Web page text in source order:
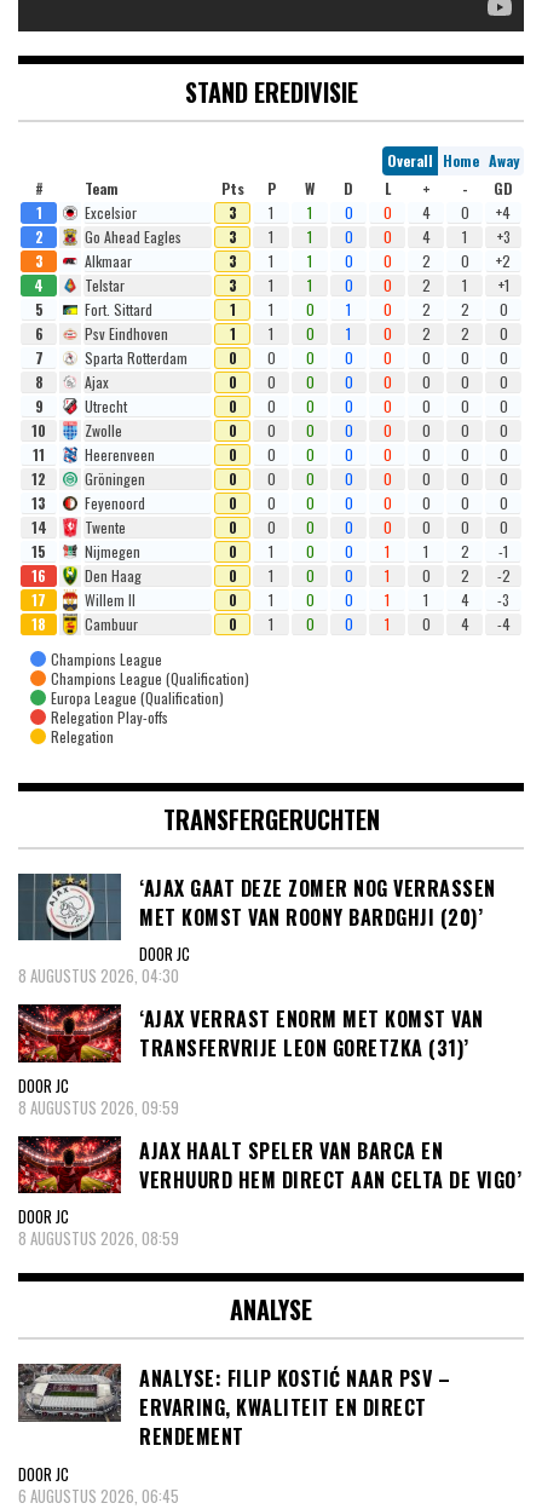
STAND EREDIVISIE
Overall Home Away
#
Team Pts P W D L + -
GD
1
Excelsior 3 1 1 0 0 4 0
+4
2
Go Ahead Eagles 3 1 1 0 0 4 1
+3
3
Alkmaar 3 1 1 0 0 2 0
+2
4
Telstar 3 1 1 0 0 2 1
+1
5
Fort. Sittard 1 1 0 1 0 2 2
0
6
Psv Eindhoven 1 1 0 1 0 2 2
0
7
Sparta Rotterdam 0 0 0 0 0 0 0
0
8
Ajax 0 0 0 0 0 0 0
0
9
Utrecht 0 0 0 0 0 0 0
0
10
Zwolle 0 0 0 0 0 0 0
0
11
Heerenveen 0 0 0 0 0 0 0
0
12
Gröningen 0 0 0 0 0 0 0
0
13
Feyenoord 0 0 0 0 0 0 0
0
14
Twente 0 0 0 0 0 0 0
0
15
Nijmegen 0 1 0 0 1 1 2
-1
16
Den Haag 0 1 0 0 1 0 2
-2
17
Willem II 0 1 0 0 1 1 4
-3
18
Cambuur 0 1 0 0 1 0 4
-4
Champions League
Champions League (Qualification)
Europa League (Qualification)
Relegation Play-offs
Relegation
TRANSFERGERUCHTEN
‘AJAX GAAT DEZE ZOMER NOG VERRASSEN
MET KOMST VAN ROONY BARDGHJI (20)’
DOOR JC
8 AUGUSTUS 2026, 04:30
‘AJAX VERRAST ENORM MET KOMST VAN
TRANSFERVRIJE LEON GORETZKA (31)’
DOOR JC
8 AUGUSTUS 2026, 09:59
AJAX HAALT SPELER VAN BARCA EN
VERHUURD HEM DIRECT AAN CELTA DE VIGO’
DOOR JC
8 AUGUSTUS 2026, 08:59
ANALYSE
ANALYSE: FILIP KOSTIĆ NAAR PSV –
ERVARING, KWALITEIT EN DIRECT
RENDEMENT
DOOR JC
6 AUGUSTUS 2026, 06:45